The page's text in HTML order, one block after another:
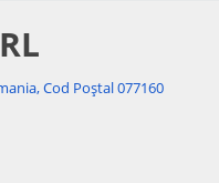
Cod Poștal 077160